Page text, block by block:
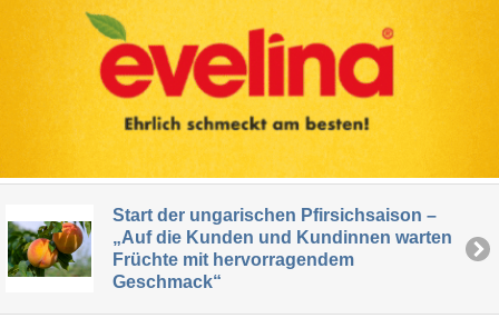
Start der ungarischen Pfirsichsaison –
„Auf die Kunden und Kundinnen warten
Früchte mit hervorragendem
Geschmack“